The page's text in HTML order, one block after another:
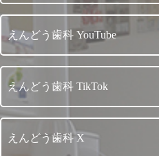
えんどう歯科 YouTube
えんどう歯科 TikTok
えんどう歯科 X